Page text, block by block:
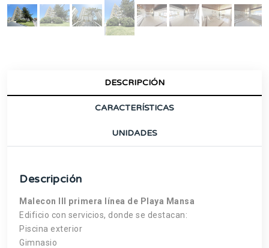
DESCRIPCIÓN
CARACTERÍSTICAS
UNIDADES
Descripción
Malecon III primera línea de Playa Mansa
Edificio con servicios, donde se destacan:
Piscina exterior
Gimnasio